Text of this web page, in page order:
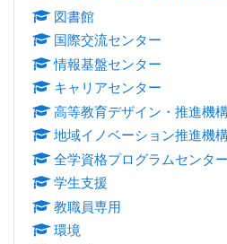
図書館
国際交流センター
情報基盤センター
キャリアセンター
高等教育デザイン・推進機
地域イノベーション推進機
全学資格プログラムセンター
学生支援
教職員専用
環境